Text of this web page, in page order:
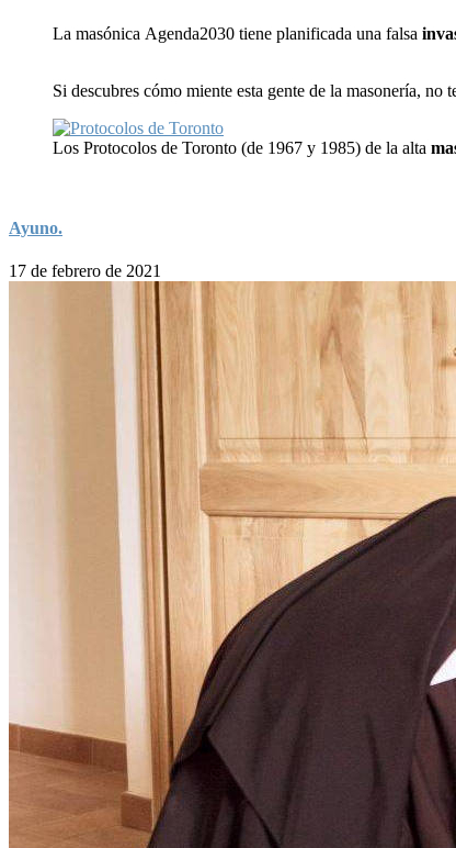
La masónica Agenda2030 tiene planificada una falsa
Si descubres cómo miente esta gente de la masonería,
Los Protocolos de Toronto (de 1967 y 1985) de la alta
Ayuno.
17 de febrero de 2021